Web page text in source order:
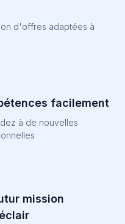
d'offres adaptées à
facilement
à de nouvelles
mission